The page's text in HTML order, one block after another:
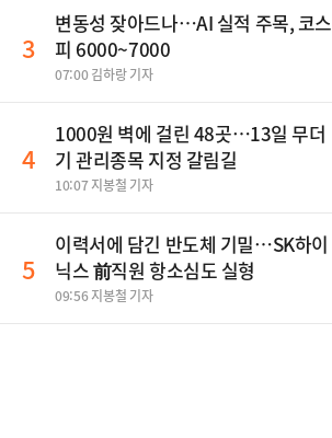
3
변동성 잦아드나…AI 실적 주목, 코스
피 6000~7000
07:00 김하랑 기자
4
1000원 벽에 걸린 48곳…13일 무더
기 관리종목 지정 갈림길
10:07 지봉철 기자
5
이력서에 담긴 반도체 기밀…SK하이
닉스 前직원 항소심도 실형
09:56 지봉철 기자